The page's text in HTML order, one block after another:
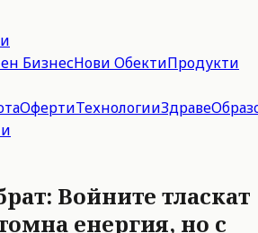
БизнесНови ОбектиПродукти
ОфертиТехнологииЗдраве
Войните тласкат
енергия, но с